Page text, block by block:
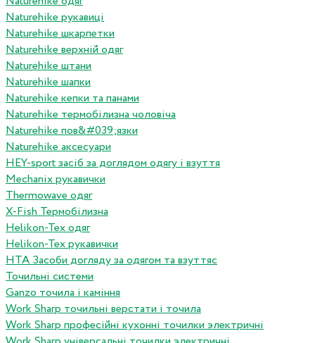
Naturehike рукавиці
Naturehike шкарпетки
Naturehike верхній одяг
Naturehike штани
Naturehike шапки
Naturehike кепки та панами
Naturehike термобілизна чоловіча
Naturehike пов&#039;язки
Naturehike аксесуари
HEY-sport засіб за доглядом одягу і взуття
Mechanix рукавички
Thermowave одяг
X-Fish Термобілизна
Helikon-Tex одяг
Helikon-Tex рукавички
HTA Засоби догляду за одягом та взуттяс
Точильні системи
Ganzo точила і каміння
Work Sharp точильні верстати і точила
Work Sharp професiйнi кухоннi точилки электричнi